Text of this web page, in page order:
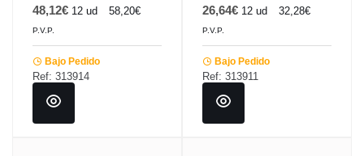
48,12€ 12 ud 58,20€
P.V.P.
Bajo Pedido
Ref: 313914
26,64€ 12 ud 32,28€
P.V.P.
Bajo Pedido
Ref: 313911